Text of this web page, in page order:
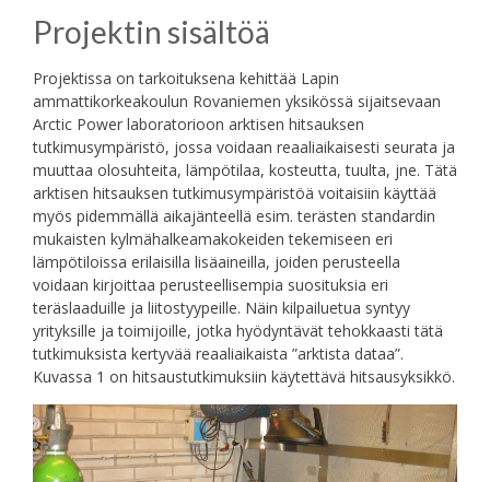
Projektin sisältöä
Projektissa on tarkoituksena kehittää Lapin
ammattikorkeakoulun Rovaniemen yksikössä sijaitsevaan
Arctic Power laboratorioon arktisen hitsauksen
tutkimusympäristö, jossa voidaan reaaliaikaisesti seurata ja
muuttaa olosuhteita, lämpötilaa, kosteutta, tuulta, jne. Tätä
arktisen hitsauksen tutkimusympäristöä voitaisiin käyttää
myös pidemmällä aikajänteellä esim. terästen standardin
mukaisten kylmähalkeamakokeiden tekemiseen eri
lämpötiloissa erilaisilla lisäaineilla, joiden perusteella
voidaan kirjoittaa perusteellisempia suosituksia eri
teräslaaduille ja liitostyypeille. Näin kilpailuetua syntyy
yrityksille ja toimijoille, jotka hyödyntävät tehokkaasti tätä
tutkimuksista kertyvää reaaliaikaista ”arktista dataa”.
Kuvassa 1 on hitsaustutkimuksiin käytettävä hitsausyksikkö.